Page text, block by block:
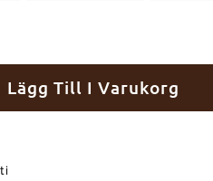
Lägg Till I Varukorg